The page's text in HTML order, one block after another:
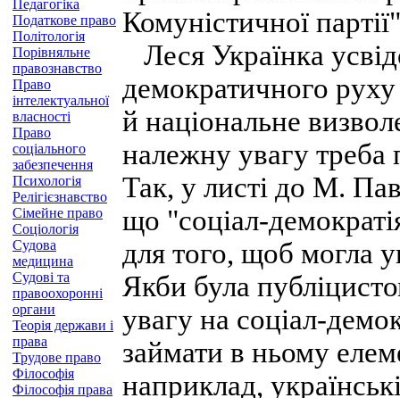
Педагогіка
Податкове право
Політологія
Порівняльне
правознавство
Право
інтелектуальної
власності
Право
соціального
забезпечення
Психологія
Релігієзнавство
Сімейне право
Соціологія
Судова
медицина
Судові та
правоохоронні
органи
Теорія держави і
права
Трудове право
Філософія
Філософія права
Комуністичної
Леся Українка
демократичного руху
й національне
належну увагу треба
Так, у листі до М.
що "соціал-
для того, щоб могла
Якби була
увагу на соціал-
займати в ньому
наприклад,